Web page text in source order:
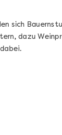
sich
dazu